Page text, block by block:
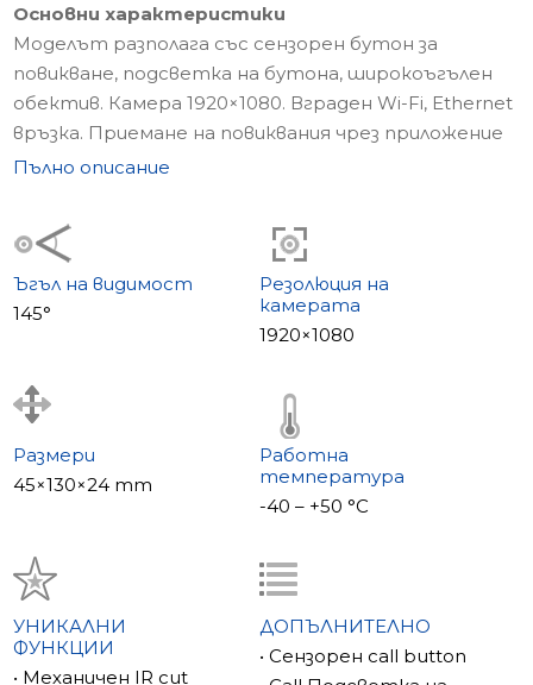
Основни характеристики
Моделът разполага със сензорен бутон за
повикване, подсветка на бутона, широкоъгълен
обектив. Камера 1920×1080. Вграден Wi-Fi, Ethernet
връзка. Приемане на повиквания чрез приложение
на смартфон. 16 GB вътрешна памет.
Размери 45×130×24 mm, IP65, температура -40 –
+50 °С, захранване DC 12V.
Slinex ML-20IP е модерен IP панел за всеки дом.
Пълно описание
Ъгъл на видимост
145°
Резолюция на
камерата
1920×1080
Размери
45×130×24 mm
Работна
температура
-40 – +50 °С
УНИКАЛНИ
ФУНКЦИИ
• Механичен IR cut
ДОПЪЛНИТЕЛНО
• Сензорен call button